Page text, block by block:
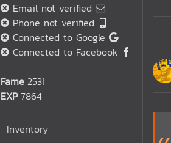
Email not verified
Phone not verified
Connected to Google
Connected to Facebook
Fame 2531
EXP 7864
Inventory